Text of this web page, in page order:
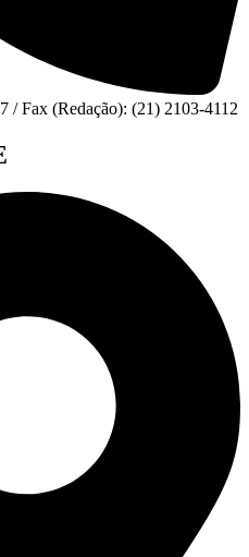
/ Fax (Redação): (21) 2103-4112